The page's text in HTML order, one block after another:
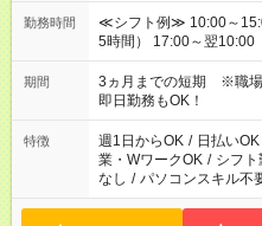
勤務時間
≪シフト例≫ 10:00～
5時間） 17:00～翌10:00（実働15
働く時間は調整できます
期間
3ヵ月までの短期 ※職
即日勤務もOK！
特徴 週1日からOK / 日払いOK
業・WワークOK / シフト
なし / パソコンスキル不